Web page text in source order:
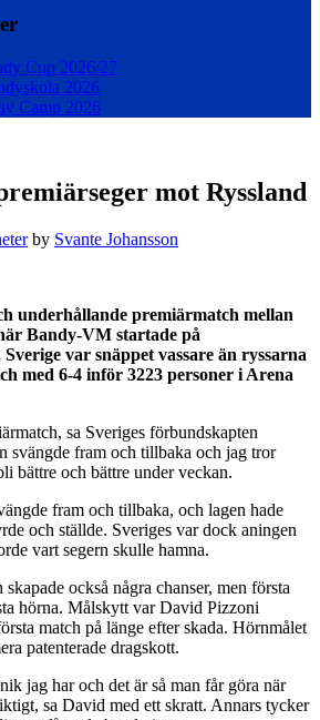
Cup 2026/27
2026
Camp 2026
mot Ryssland
by Svante Johansson
underhållande premiärmatch mellan
Bandy-VM startade på
var snäppet vassare än ryssarna
med 6-4 inför 3223 personer i Arena
sa Sveriges förbundskapten
svängde fram och tillbaka och jag tror
bättre och bättre under veckan.
fram och tillbaka, och lagen hade
och ställde. Sveriges var dock aningen
vart segern skulle hamna.
också några chanser, men första
hörna. Målskytt var David Pizzoni
match på länge efter skada. Hörnmålet
patenterade dragskott.
jag har och det är så man får göra när
sa David med ett skratt. Annars tycker